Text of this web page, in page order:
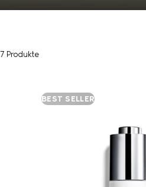
7 Produkte
BEST SELLER